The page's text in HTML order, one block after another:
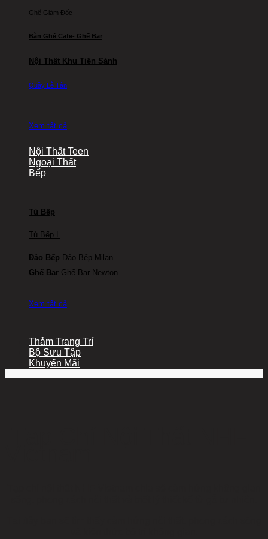
Ghế Giám Đốc
Bàn Ghế Cafe- Ghế Bar
Nội Thất Khu Tiền Sảnh
Quầy Lễ Tân
Xem tất cả
Nội Thất Teen
Ngoại Thất
Bếp
Tủ Bếp
Tủ Bếp L
Đảo Bếp Đảo Bếp Milan
Ghế Bar Ghế Bar Newton
Xem tất cả
Thảm Trang Trí
Bộ Sưu Tập
Khuyến Mãi